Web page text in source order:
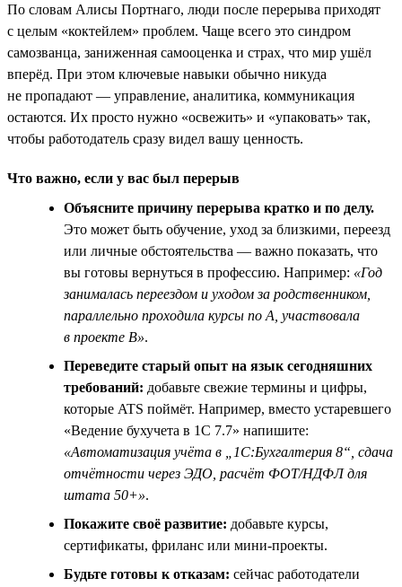
По словам Алисы Портнаго, люди после перерыва приходят
с целым «коктейлем» проблем. Чаще всего это синдром
самозванца, заниженная самооценка и страх, что мир ушёл
вперёд. При этом ключевые навыки обычно никуда
не пропадают — управление, аналитика, коммуникация
остаются. Их просто нужно «освежить» и «упаковать» так,
чтобы работодатель сразу видел вашу ценность.
Что важно, если у вас был перерыв
Объясните причину перерыва кратко и по делу.
Это может быть обучение, уход за близкими, переезд
или личные обстоятельства — важно показать, что
вы готовы вернуться в профессию. Например: «Год
занималась переездом и уходом за родственником,
параллельно проходила курсы по A, участвовала
в проекте B».
Переведите старый опыт на язык сегодняшних
требований: добавьте свежие термины и цифры,
которые ATS поймёт. Например, вместо устаревшего
«Ведение бухучета в 1С 7.7» напишите:
«Автоматизация учёта в „1С:Бухгалтерия 8“, сдача
отчётности через ЭДО, расчёт ФОТ/НДФЛ для
штата 50+».
Покажите своё развитие: добавьте курсы,
сертификаты, фриланс или мини-проекты.
Будьте готовы к отказам: сейчас работодатели